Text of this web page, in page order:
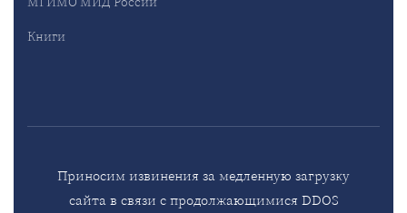
Книги
Приносим извинения за медленную загрузку
сайта в связи с продолжающимися DDOS